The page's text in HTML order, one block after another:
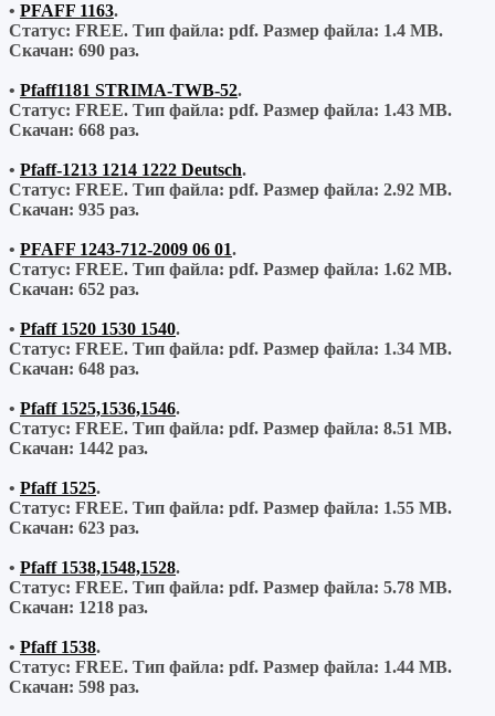
• PFAFF 1163.
Статус: FREE. Тип файла: pdf. Размер файла: 1.4 MB.
Скачан: 690 раз.
• Pfaff1181 STRIMA-TWB-52.
Статус: FREE. Тип файла: pdf. Размер файла: 1.43 MB.
Скачан: 668 раз.
• Pfaff-1213 1214 1222 Deutsch.
Статус: FREE. Тип файла: pdf. Размер файла: 2.92 MB.
Скачан: 935 раз.
• PFAFF 1243-712-2009 06 01.
Статус: FREE. Тип файла: pdf. Размер файла: 1.62 MB.
Скачан: 652 раз.
• Pfaff 1520 1530 1540.
Статус: FREE. Тип файла: pdf. Размер файла: 1.34 MB.
Скачан: 648 раз.
• Pfaff 1525,1536,1546.
Статус: FREE. Тип файла: pdf. Размер файла: 8.51 MB.
Скачан: 1442 раз.
• Pfaff 1525.
Статус: FREE. Тип файла: pdf. Размер файла: 1.55 MB.
Скачан: 623 раз.
• Pfaff 1538,1548,1528.
Статус: FREE. Тип файла: pdf. Размер файла: 5.78 MB.
Скачан: 1218 раз.
• Pfaff 1538.
Статус: FREE. Тип файла: pdf. Размер файла: 1.44 MB.
Скачан: 598 раз.